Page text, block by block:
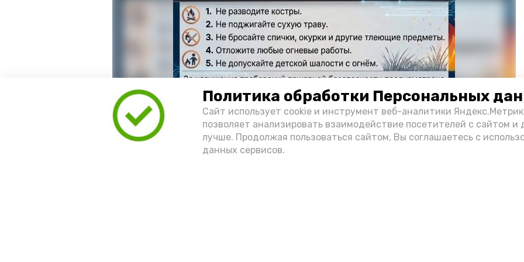
Политика обработки Персональных
Сайт использует cookie и инструмент веб-аналитики
позволяет анализировать взаимодействие посетителей с сайтом и
лучше. Продолжая пользоваться сайтом, Вы соглашаетесь с
данных сервисов.
Фото: max.ru/mchs_astrakhan